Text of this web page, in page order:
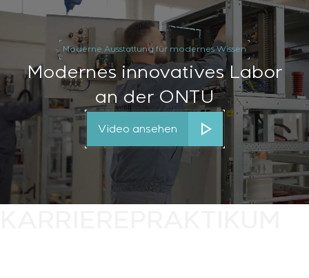
Moderne Ausstattung für modernes Wissen
Modernes innovatives Labor
an der ONTU
Video ansehen